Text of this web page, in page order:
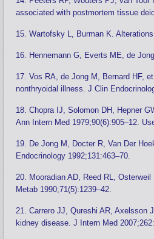
associated with postmortem tissue
15. Wartofsky L, Burman K.
16. Hennemann G, Everts ME, de
17. Vos RA, de Jong M, Bernard HF,
nonthryoidal illness. J Clin
18. Chopra IJ, Solomon DH, Hepner
Ann Intern Med 1979;90(6):905–12.
19. De Jong M, Docter R, Van Der
Endocrinology 1992;131:463–70.
20. Mooradian AD, Reed RL,
Metab 1990;71(5):1239–42.
21. Carrero JJ, Qureshi AR, Axelsson
kidney disease. J Intern Med